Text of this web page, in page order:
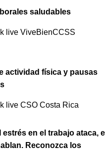
saludables
live ViveBienCCSS
actividad física y pausas
live CSO Costa Rica
en el trabajo ataca,
Reconozca los